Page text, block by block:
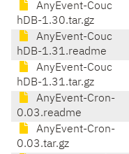
AnyEvent-Couc
hDB-1.30.tar.gz
AnyEvent-Couc
hDB-1.31.readme
AnyEvent-Couc
hDB-1.31.tar.gz
AnyEvent-Cron-
0.03.readme
AnyEvent-Cron-
0.03.tar.gz